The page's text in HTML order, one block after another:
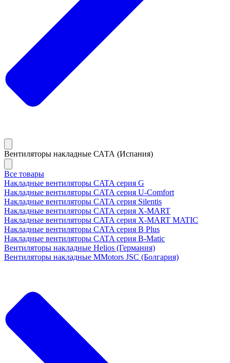
Вентиляторы накладные САТА (Испания)
Все товары
Накладные вентиляторы CATA серия G
Накладные вентиляторы CATA серия U-Comfort
Накладные вентиляторы CATA серия Silentis
Накладные вентиляторы CATA серия X-MART
Накладные вентиляторы CATA серия X-MART MATIC
Накладные вентиляторы CATA серия B Plus
Накладные вентиляторы CATA серия B-Matic
Вентиляторы накладные Helios (Германия)
Вентиляторы накладные MMotors JSC (Болгария)